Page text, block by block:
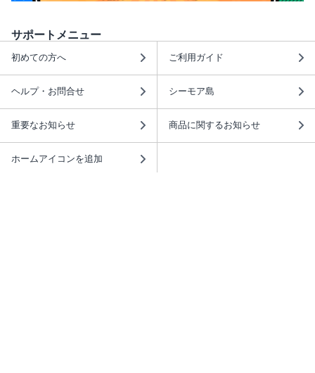
サポートメニュー
初めての方へ ご利用ガイド
ヘルプ・お問合せ シーモア島
重要なお知らせ 商品に関するお知らせ
ホームアイコンを追加